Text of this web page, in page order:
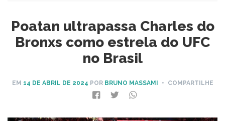
Poatan ultrapassa Charles do
Bronxs como estrela do UFC
no Brasil
EM 14 DE ABRIL DE 2024 POR BRUNO MASSAMI • COMPARTILHE